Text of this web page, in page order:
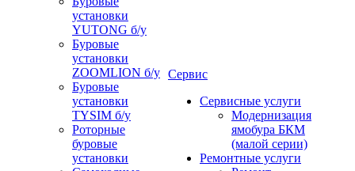
установки
YUTONG б/у
Буровые
установки
ZOOMLION б/у
Буровые
установки
TYSIM б/у
Роторные
буровые
установки
Сервис
Сервисные услуги
Модернизация
ямобура БКМ
(малой серии)
Ремонтные услуги